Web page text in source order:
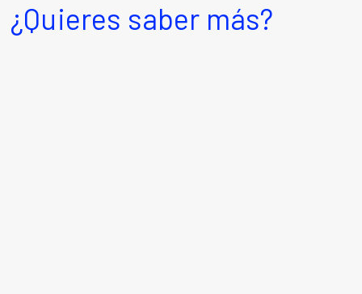
¿Quieres saber más?